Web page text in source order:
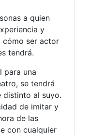
a quien
y
cómo ser actor
tendrá.
para una
se tendrá
distinto al suyo.
de imitar y
de las
con cualquier